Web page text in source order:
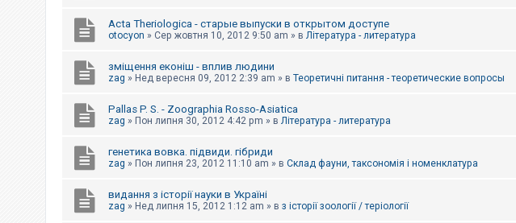
Acta Theriologica - старые выпуски в открытом доступе
otocyon » Сер жовтня 10, 2012 9:50 am » в Література - литература
зміщення еконіш - вплив людини
zag » Нед вересня 09, 2012 2:39 am » в Теоретичні питання - теоретические вопросы
Pallas P. S. - Zoographia Rosso-Asiatica
zag » Пон липня 30, 2012 4:42 pm » в Література - литература
генетика вовка. підвиди. гібриди
zag » Пон липня 23, 2012 11:10 am » в Склад фауни, таксономія і номенклатура
видання з історії науки в Україні
zag » Нед липня 15, 2012 1:12 am » в з історії зоології / теріології